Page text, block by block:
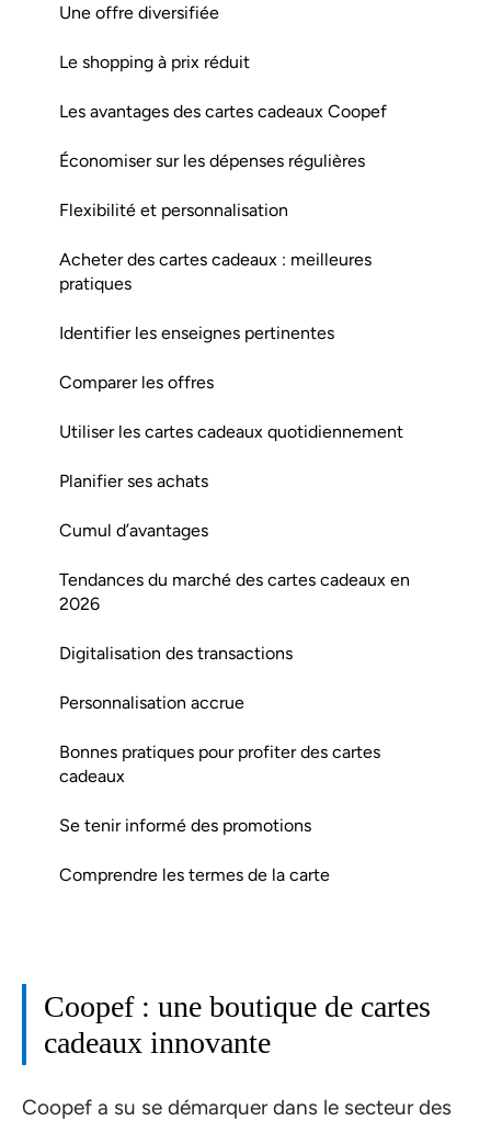
Une offre diversifiée
Le shopping à prix réduit
Les avantages des cartes cadeaux Coopef
Économiser sur les dépenses régulières
Flexibilité et personnalisation
Acheter des cartes cadeaux : meilleures
pratiques
Identifier les enseignes pertinentes
Comparer les offres
Utiliser les cartes cadeaux quotidiennement
Planifier ses achats
Cumul d’avantages
Tendances du marché des cartes cadeaux en
2026
Digitalisation des transactions
Personnalisation accrue
Bonnes pratiques pour profiter des cartes
cadeaux
Se tenir informé des promotions
Comprendre les termes de la carte
Coopef : une boutique de cartes
cadeaux innovante
Coopef a su se démarquer dans le secteur des